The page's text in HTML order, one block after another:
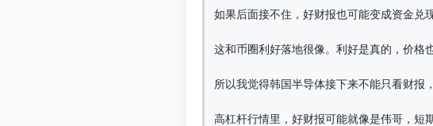
如果后面接不住，好财报也可能变成资金兑
这和币圈利好落地很像。利好是真的，价格
所以我觉得韩国半导体接下来不能只看财报
高杠杆行情里，好财报可能就像是伟哥，短